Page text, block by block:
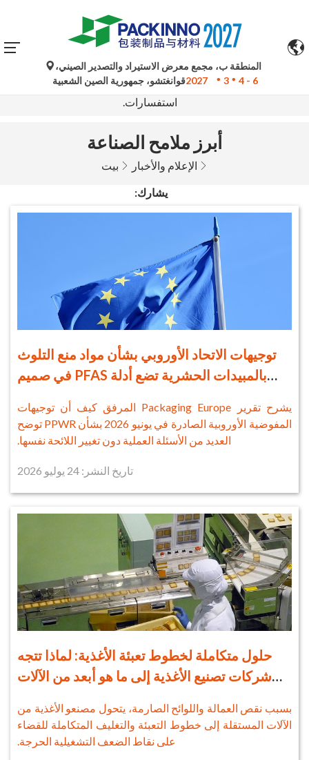
تُستخدم الترجمات الآلية من جوجل لأغراض مرجعية فقط وقد
تكون غير دقيقة. يُرجى الرجوع إلى النسخة الأصلية لأي
استفسارات.
المنطقة ب، مجمع معرض الاستيراد والتصدير الصيني،
قوانغتشو، جمهورية الصين الشعبية2027 3 4 - 6
أبرز ملامح الصناعة
بيت الإعلام والأخبار
يشارك:
توجيهات الاتحاد الأوروبي بشأن مواد منع التلوث
بالمبيدات الحشرية تضع أدلة PFAS في صميم
يشرح تقرير Packaging Europe المرفق كيف أن توجيهات
المفوضية الأوروبية الصادرة في يونيو 2026 بشأن PPWR توضح
العديد من الأسئلة العملية دون تغيير اللائحة نفسها.
تاريخ النشر: 24 يوليو 2026
حلول متكاملة لخطوط تعبئة الأغذية: لماذا تتجه
شركات تصنيع الأغذية إلى ما هو أبعد من الآلات
بسبب نقص العمالة واللوائح الصارمة، يتحول مصنعو الأغذية من
الآلات المستقلة إلى خطوط التعبئة والتغليف المتكاملة للقضاء
على نقاط الضعف التشغيلية الحرجة.